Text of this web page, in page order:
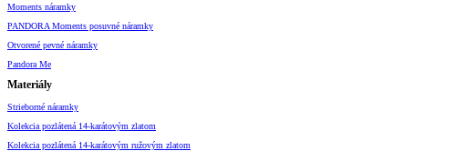
Moments náramky
PANDORA Moments posuvné náramky
Otvorené pevné náramky
Pandora Me
Materiály
Strieborné náramky
Kolekcia pozlátená 14-karátovým zlatom
Kolekcia pozlátená 14-karátovým ružovým zlatom